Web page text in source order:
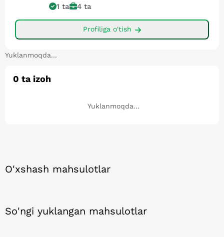
1 ta 4 ta
Profiliga o'tish
Yuklanmoqda...
0 ta izoh
Yuklanmoqda...
O'xshash mahsulotlar
So'ngi yuklangan mahsulotlar